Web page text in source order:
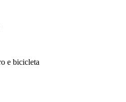
e bicicleta